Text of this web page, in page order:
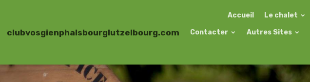
clubvosgienphalsbourglutzelbourg.com
Accueil Le chalet
Contacter Autres Sites